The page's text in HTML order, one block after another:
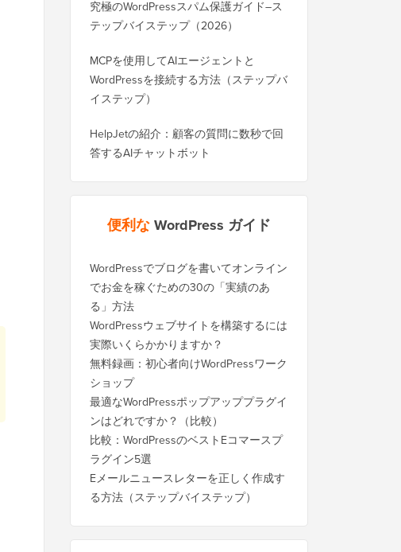
究極のWordPressスパム保護ガイド–ス
テップバイステップ（2026）
MCPを使用してAIエージェントと
WordPressを接続する方法（ステップバ
イステップ）
HelpJetの紹介：顧客の質問に数秒で回
答するAIチャットボット
便利なWordPress ガイド
WordPressでブログを書いてオンライン
でお金を稼ぐための30の「実績のあ
る」方法
WordPressウェブサイトを構築するには
実際いくらかかりますか？
無料録画：初心者向けWordPressワーク
ショップ
最適なWordPressポップアッププラグイ
ンはどれですか？（比較）
比較：WordPressのベストEコマースプ
ラグイン5選
Eメールニュースレターを正しく作成す
る方法（ステップバイステップ）